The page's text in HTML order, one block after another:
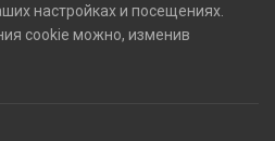
настройках и посещениях.
cookie можно, изменив